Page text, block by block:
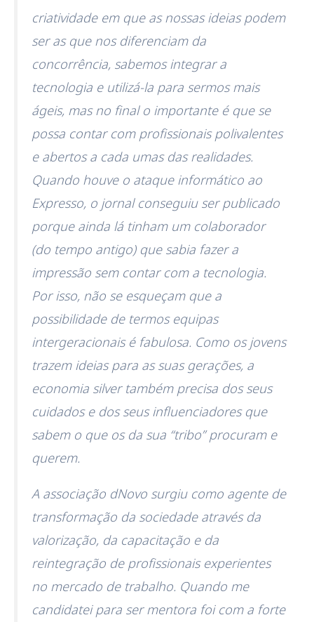
criatividade em que as nossas ideias podem
ser as que nos diferenciam da
concorrência, sabemos integrar a
tecnologia e utilizá-la para sermos mais
ágeis, mas no final o importante é que se
possa contar com profissionais polivalentes
e abertos a cada umas das realidades.
Quando houve o ataque informático ao
Expresso, o jornal conseguiu ser publicado
porque ainda lá tinham um colaborador
(do tempo antigo) que sabia fazer a
impressão sem contar com a tecnologia.
Por isso, não se esqueçam que a
possibilidade de termos equipas
intergeracionais é fabulosa. Como os jovens
trazem ideias para as suas gerações, a
economia silver também precisa dos seus
cuidados e dos seus influenciadores que
sabem o que os da sua “tribo” procuram e
querem.
A associação dNovo surgiu como agente de
transformação da sociedade através da
valorização, da capacitação e da
reintegração de profissionais experientes
no mercado de trabalho. Quando me
candidatei para ser mentora foi com a forte